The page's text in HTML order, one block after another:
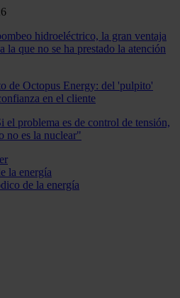
hidroeléctrico, la gran ventaja
la que no se ha prestado la atención
de Octopus Energy: del 'pulpito'
en el cliente
el problema es de control de tensión,
no es la nuclear"